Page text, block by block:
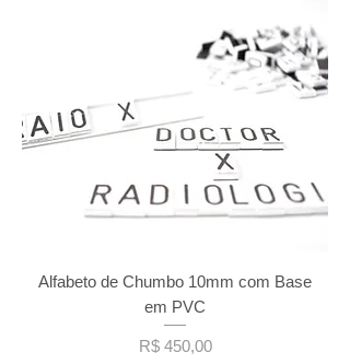
Alfabeto de Chumbo 10mm com Base
em PVC
Preço
R$ 450,00